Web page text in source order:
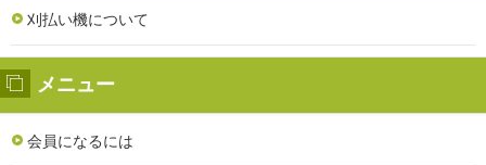
刈払い機について
メニュー
会員になるには